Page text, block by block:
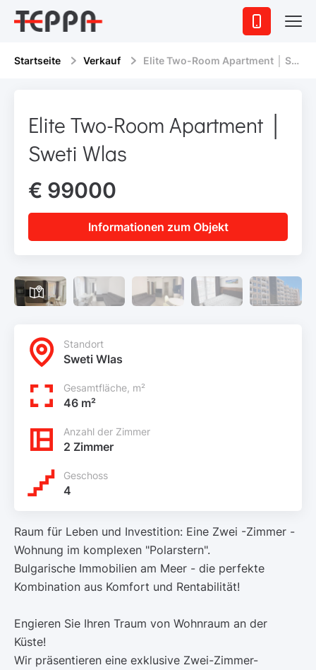
Startseite Verkauf Elite Two-Room Apartment │ Sweti Wlas
Elite Two-Room Apartment │
Sweti Wlas
€ 99000
Informationen zum Objekt
Standort
Sweti Wlas
Gesamtfläche, m²
46 m²
Anzahl der Zimmer
2 Zimmer
Geschoss
4
Raum für Leben und Investition: Eine Zwei -Zimmer -
Wohnung im komplexen "Polarstern".
Bulgarische Immobilien am Meer - die perfekte
Kombination aus Komfort und Rentabilität!
Engieren Sie Ihren Traum von Wohnraum an der
Küste!
Wir präsentieren eine exklusive Zwei-Zimmer-